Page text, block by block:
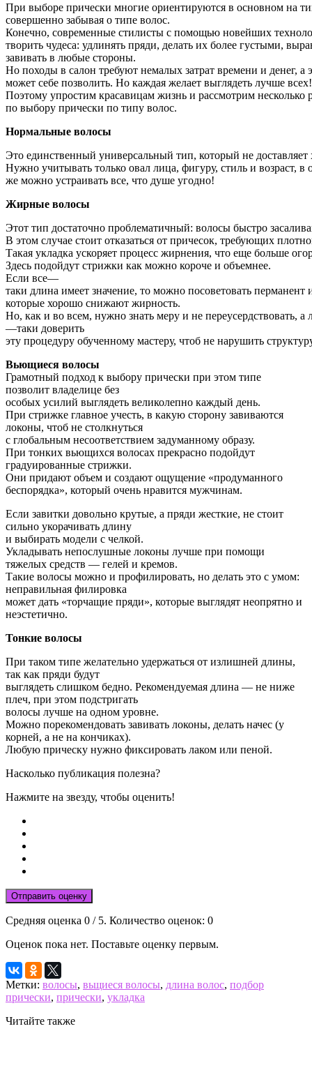
При выборе прически многие ориентируются в основном на
совершенно забывая о типе волос.
Конечно, современные стилисты с помощью новейших
творить чудеса: удлинять пряди, делать их более густыми,
завивать в любые стороны.
Но походы в салон требуют немалых затрат времени и денег, а
может себе позволить. Но каждая желает выглядеть лучше всех!
Поэтому упростим красавицам жизнь и рассмотрим несколько
по выбору прически по типу волос.
Нормальные волосы
Это единственный универсальный тип, который не доставляет
Нужно учитывать только овал лица, фигуру, стиль и возраст, в
же можно устраивать все, что душе угодно!
Жирные волосы
Этот тип достаточно проблематичный: волосы быстро
В этом случае стоит отказаться от причесок, требующих
Такая укладка ускоряет процесс жирнения, что еще больше
Здесь подойдут стрижки как можно короче и объемнее.
Если все—
таки длина имеет значение, то можно посоветовать перманент
которые хорошо снижают жирность.
Но, как и во всем, нужно знать меру и не переусердствовать, а
—таки доверить
эту процедуру обученному мастеру, чтоб не нарушить
Вьющиеся волосы
Грамотный подход к выбору прически при этом типе
позволит владелице без
особых усилий выглядеть великолепно каждый день.
При стрижке главное учесть, в какую сторону завиваются
локоны, чтоб не столкнуться
с глобальным несоответствием задуманному образу.
При тонких вьющихся волосах прекрасно подойдут
градуированные стрижки.
Они придают объем и создают ощущение «продуманного
беспорядка», который очень нравится мужчинам.
Если завитки довольно крутые, а пряди жесткие, не стоит
сильно укорачивать длину
и выбирать модели с челкой.
Укладывать непослушные локоны лучше при помощи
тяжелых средств — гелей и кремов.
Такие волосы можно и профилировать, но делать это с умом:
неправильная филировка
может дать «торчащие пряди», которые выглядят неопрятно и
неэстетично.
Тонкие волосы
При таком типе желательно удержаться от излишней длины,
так как пряди будут
выглядеть слишком бедно. Рекомендуемая длина — не ниже
плеч, при этом подстригать
волосы лучше на одном уровне.
Можно порекомендовать завивать локоны, делать начес (у
корней, а не на кончиках).
Любую прическу нужно фиксировать лаком или пеной.
Насколько публикация полезна?
Нажмите на звезду, чтобы оценить!
Отправить оценку
Средняя оценка 0 / 5. Количество оценок: 0
Оценок пока нет. Поставьте оценку первым.
Метки: волосы, вьщиеся волосы, длина волос, подбор
прически, прически, укладка
Читайте также